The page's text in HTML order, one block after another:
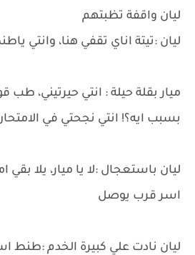
ليان واقفة تظبتهم
ليان :تيتة اناي تقفي هنا، وانتي
ميار بقلة حيلة : انتي حيرتيني،
بسبب ايه؟! انتي نجحتي في
ليان باستعجال :لا يا ميار، يلا بقي
اسر قرب يوصل
ليان نادت علي كبيرة الخدم :طنط